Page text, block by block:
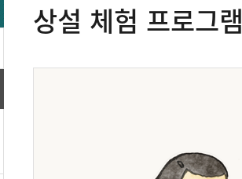
상설 체험 프로그램